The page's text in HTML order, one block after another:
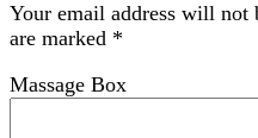
Your email address will not
are marked *
Massage Box